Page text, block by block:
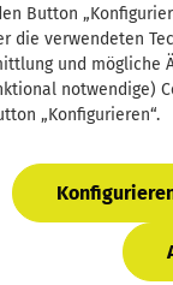
Button
die verwendeten
und mögliche
notwendige)
„Konfigurieren“.